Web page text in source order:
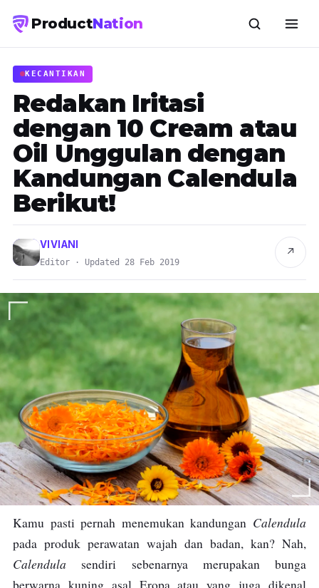
ProductNation
KECANTIKAN
Redakan Iritasi
dengan 10 Cream atau
Oil Unggulan dengan
Kandungan Calendula
Berikut!
VIVIANI
Editor · Updated 28 Feb 2019
↗
Kamu pasti pernah menemukan kandungan Calendula
pada produk perawatan wajah dan badan, kan? Nah,
Calendula sendiri sebenarnya merupakan bunga